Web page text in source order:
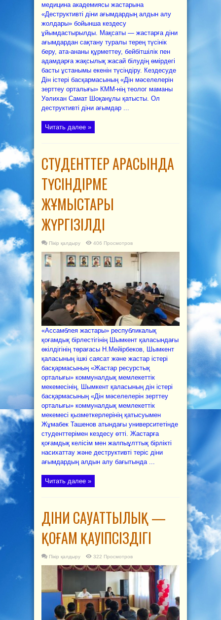
медицина академиясы жастарына
«Деструктивті діни ағымдардың алдын алу
жолдары» бойынша кездесу
ұйымдастырылды. Мақсаты — жастарға діни
ағымдардан сақтану туралы терең түсінік
беру, ата-ананы құрметтеу, бейбітшілік пен
адамдарға жақсылық жасай білудің өмірдегі
басты ұстанымы екенін түсіндіру. Кездесуде
Дін істері басқармасының «Дін мәселелерін
зерттеу орталығы» КММ-нің теолог маманы
Уәлихан Самат Шоқанұлы қатысты. Ол
деструктивті діни ағымдар ...
Читать далее »
СТУДЕНТТЕР АРАСЫНДА
ТҮСІНДІРМЕ
ЖҰМЫСТАРЫ
ЖҮРГІЗІЛДІ
Пікір қалдыру 406 Просмотров
«Ассамблея жастары» республикалық
қоғамдық бірлестігінің Шымкент қаласындағы
өкілдігінің төрағасы Н.Мейірбеков, Шымкент
қаласының ішкі саясат және жастар істері
басқармасының «Жастар ресурстық
орталығы» коммуналдық мемлекеттік
мекемесінің, Шымкент қаласының дін істері
басқармасының «Дін мәселелерін зерттеу
орталығы» коммуналдық мемлекеттік
мекемесі қызметкерлерінің қатысуымен
Жұмабек Ташенов атындағы университетінде
студенттерімен кездесу өтті. Жастарға
қоғамдық келісім мен жалпыұлттық бірлікті
насихаттау және деструктивті теріс діни
ағымдардың алдын алу бағытында ...
Читать далее »
ДІНИ САУАТТЫЛЫҚ —
ҚОҒАМ ҚАУІПСІЗДІГІ
Пікір қалдыру 322 Просмотров